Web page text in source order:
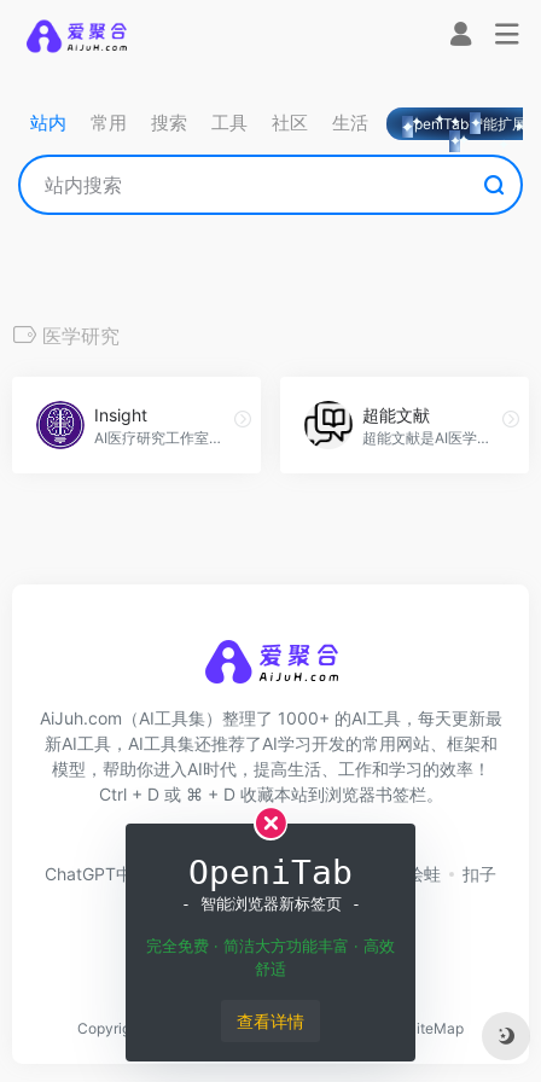
站内 常用 搜索 工具 社区 生活 OpeniTab智能扩展
医学研究
Insight
AI医疗研究工作室，Insight官网入口网址
超能文献
超能文献是AI医学文献搜索引擎，快速定位所需文献，超能文献官网入口网址
AiJuh.com（AI工具集）整理了 1000+ 的AI工具，每天更新最
新AI工具，AI工具集还推荐了AI学习开发的常用网站、框架和
模型，帮助你进入AI时代，提高生活、工作和学习的效率！
Ctrl + D 或 ⌘ + D 收藏本站到浏览器书签栏。
ChatGPT中文版
问小白 硅基流动 Trae 绘蛙
扣子
Coze
白日梦AI
Copyright © 2026 Home 粤ICP备2023143650号 SiteMap
OpeniTab
- 智能浏览器新标签页 -
完全免费 · 简洁大方功能丰富 · 高效
舒适
查看详情